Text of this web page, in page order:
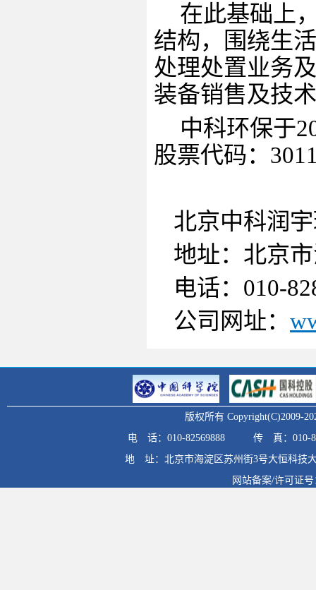
在此基础上
结构，围绕生
处理处置业务
装备销售及技
中科环保于
股票代码：
北京中科润
地址：北京
电话：010-
公司网址：
版权所有 Copyright(C)2009-
电 话：010-82569888
传 真：010-
地 址：北京市海淀区苏州街3号大恒科技
网站备案/许可证号